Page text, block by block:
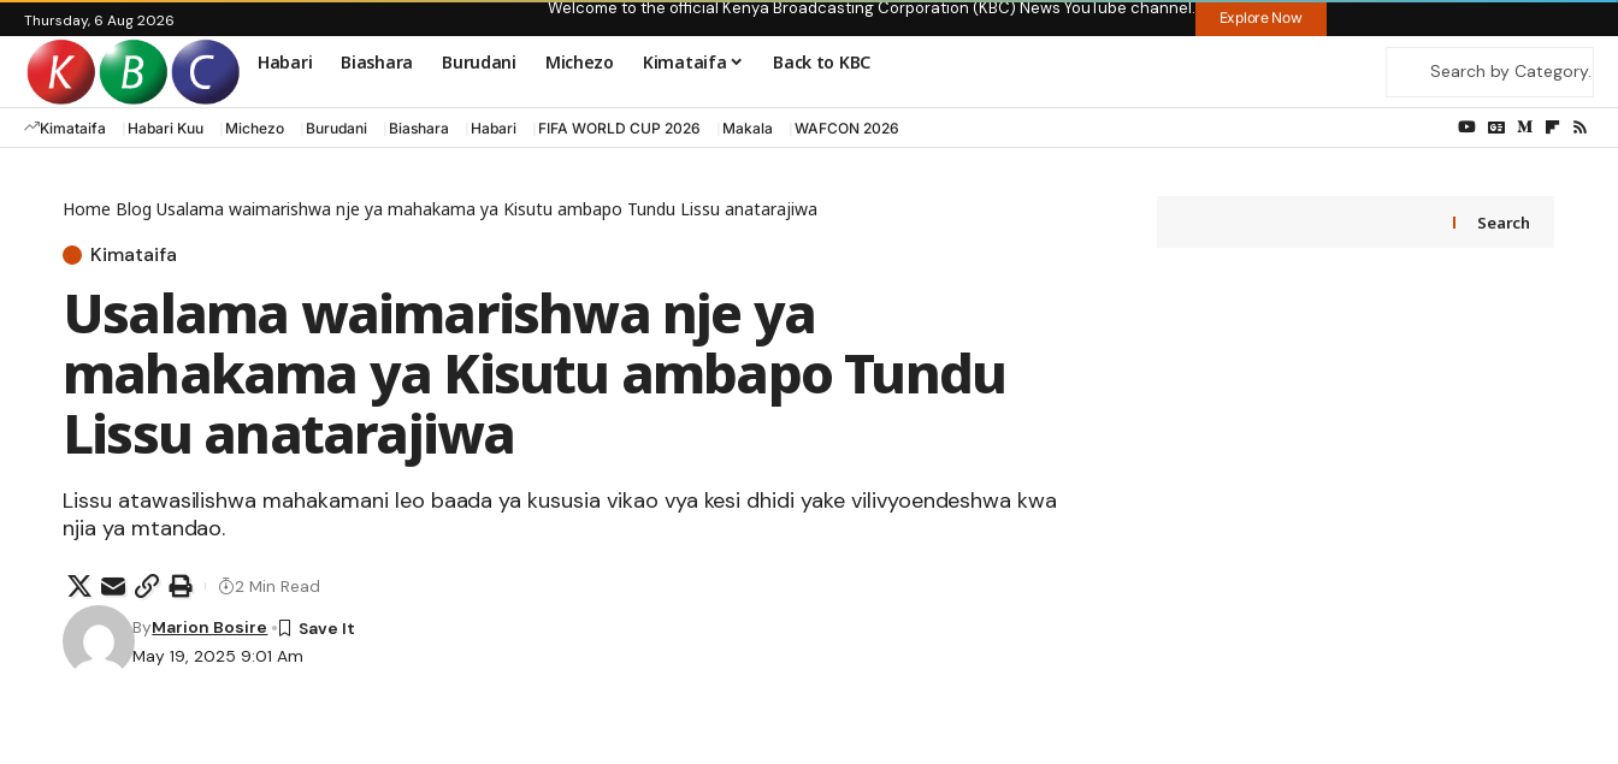
Thursday, 6 Aug 2026
Welcome to the official Kenya Broadcasting Corporation (KBC) News YouTube channel. Explore Now
Habari Biashara Burudani Michezo Kimataifa Back to KBC
Kimataifa Habari Kuu Michezo Burudani Biashara Habari FIFA WORLD CUP 2026 Makala WAFCON 2026
Home Blog Usalama waimarishwa nje ya mahakama ya Kisutu ambapo Tundu Lissu anatarajiwa
Kimataifa
Usalama waimarishwa nje ya
mahakama ya Kisutu ambapo Tundu
Lissu anatarajiwa
Lissu atawasilishwa mahakamani leo baada ya kususia vikao vya kesi dhidi yake vilivyoendeshwa kwa
njia ya mtandao.
May 19, 2025 9:01 Am
ByMarion Bosire
2 Min Read
Search